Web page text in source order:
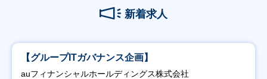
新着求人
【グループITガバナンス企画】
auフィナンシャルホールディングス株式会社